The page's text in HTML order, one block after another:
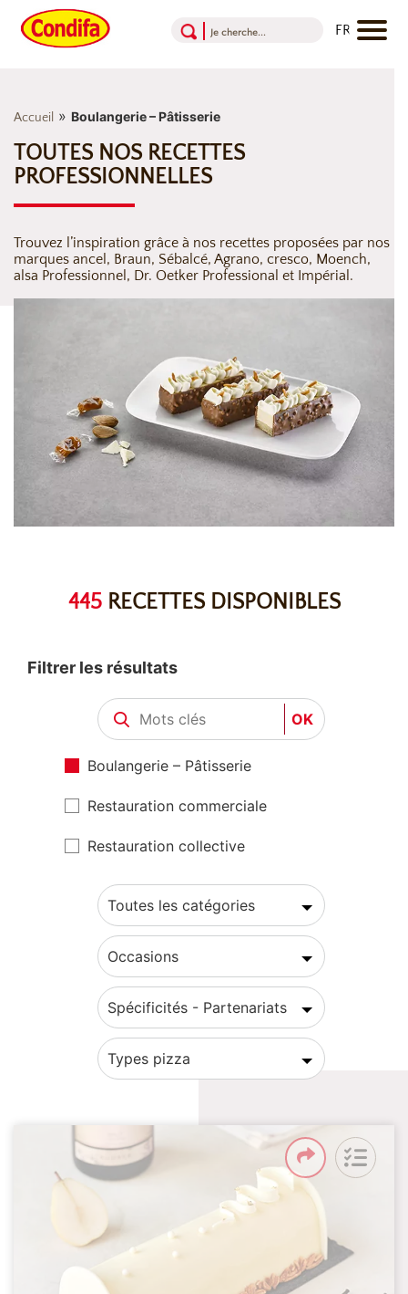
Accueil » Boulangerie – Pâtisserie
TOUTES NOS RECETTES
PROFESSIONNELLES
Trouvez l’inspiration grâce à nos recettes proposées par nos
marques ancel, Braun, Sébalcé, Agrano, cresco, Moench,
alsa Professionnel, Dr. Oetker Professional et Impérial.
445 RECETTES DISPONIBLES
Filtrer les résultats
OK
Boulangerie – Pâtisserie
Restauration commerciale
Restauration collective
Toutes les catégories
Occasions
Spécificités - Partenariats
Types pizza